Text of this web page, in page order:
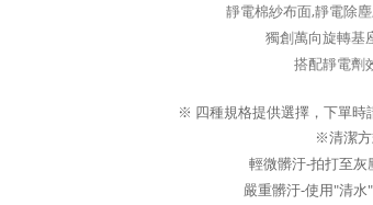
靜電棉紗布面,靜電除
獨創萬向旋轉基
搭配靜電劑
※ 四種規格提供選擇，下單時
※清潔方
輕微髒汙-拍打至灰
嚴重髒汙-使用"清